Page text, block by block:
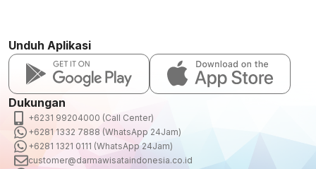
Dukungan
+6231 99204000 (Call Center)
+6281 1332 7888 (WhatsApp 24Jam)
+6281 1321 0111 (WhatsApp 24Jam)
customer@darmawisataindonesia.co.id
Unduh Aplikasi